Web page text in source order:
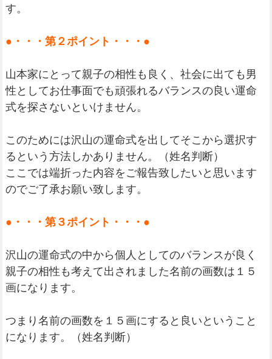
す。
●・・・第２ポイント・・・●
山本家にとって親子の相性も良く、社会に出ても男
性としてお仕事面でも頑張れるバランスの良い運命
式を探さないといけません。
このためには沢山の運命式を出してそこから選択す
るという方法しかありません。（姓名判断）
ここでは端折った内容をご報告致したいと思います
のでご了承お願い致します。
●・・・第３ポイント・・・●
沢山の運命式の中から個人としてのバランスが良く
親子の相性も考えて出されました名前の画数は１５
画になります。
つまり名前の画数を１５画にすると良いということ
になります。（姓名判断）